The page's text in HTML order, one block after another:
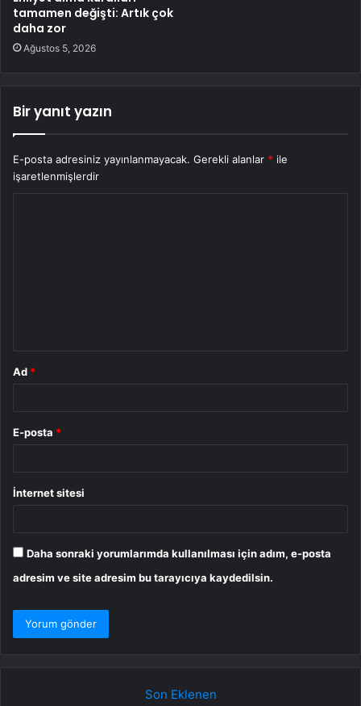
tamamen değişti: Artık çok
daha zor
Ağustos 5, 2026
Bir yanıt yazın
E-posta adresiniz yayınlanmayacak. Gerekli alanlar * ile
işaretlenmişlerdir
Ad *
E-posta *
İnternet sitesi
Daha sonraki yorumlarımda kullanılması için adım, e-posta
adresim ve site adresim bu tarayıcıya kaydedilsin.
Son Eklenen